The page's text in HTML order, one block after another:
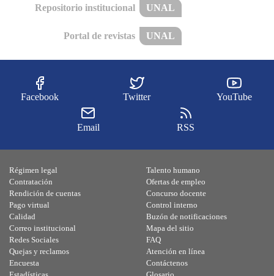
Repositorio institucional UNAL
Portal de revistas UNAL
Facebook Twitter YouTube
Email RSS
Régimen legal
Contratación
Rendición de cuentas
Pago virtual
Calidad
Talento humano
Ofertas de empleo
Concurso docente
Control interno
Buzón de notificaciones
Correo institucional
Redes Sociales
Quejas y reclamos
Encuesta
Mapa del sitio
FAQ
Atención en línea
Contáctenos